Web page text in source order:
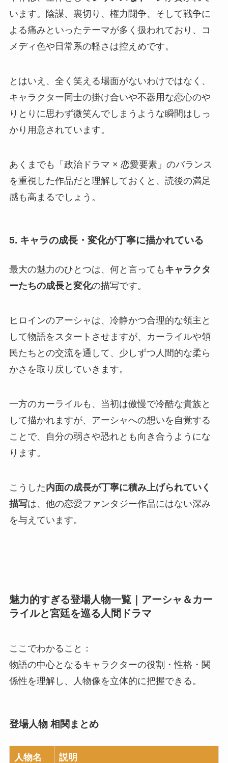
います。陰謀、裏切り、権力闘争、そして戦争に
よる痛みといったテーマが多く扱われており、コ
メディ色や日常系の軽さは控えめです。
とはいえ、全く笑える場面がないわけではなく、
キャラクター同士の掛け合いや不器用な恋心のや
りとりに思わず微笑んでしまうような瞬間はしっ
かり用意されています。
あくまでも「政治ドラマ × 恋愛要素」のバランス
を重視した作品だと理解しておくと、読後の満足
感も高まるでしょう。
5. キャラの成長・変化が丁寧に描かれている
最大の魅力のひとつは、何と言っても キャラクタ
ーたちの成長と変化の描写です。
ヒロインのアーシャは、冷静かつ合理的な領主と
して物語をスタートさせますが、カーライルや領
民たちとの交流を通して、少しずつ人間的な柔ら
かさを取り戻していきます。
一方のカーライルも、当初は傲慢で冷酷な貴族と
して描かれますが、アーシャへの想いを自覚する
ことで、自分の弱さや恐れとも向き合うようにな
ります。
こうした内面の成長が丁寧に積み上げられていく
描写は、他の恋愛ファンタジー作品にはない深み
を与えています。
魅力的すぎる登場人物一覧｜アーシャ＆カー
ライルと宮廷を巡る人間ドラマ
ここでわかること：
物語の中心となるキャラクターの役割・性格・関
係性を理解し、人物像を立体的に把握できる。
登場人物 相関まとめ
人物名 説明